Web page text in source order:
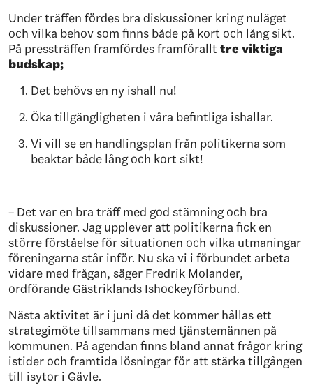
Under träffen fördes bra diskussioner kring nuläget
och vilka behov som finns både på kort och lång sikt.
På pressträffen framfördes framförallt tre viktiga
budskap;
Det behövs en ny ishall nu!
Öka tillgängligheten i våra befintliga ishallar.
Vi vill se en handlingsplan från politikerna som
beaktar både lång och kort sikt!
– Det var en bra träff med god stämning och bra
diskussioner. Jag upplever att politikerna fick en
större förståelse för situationen och vilka utmaningar
föreningarna står inför. Nu ska vi i förbundet arbeta
vidare med frågan, säger Fredrik Molander,
ordförande Gästriklands Ishockeyförbund.
Nästa aktivitet är i juni då det kommer hållas ett
strategimöte tillsammans med tjänstemännen på
kommunen. På agendan finns bland annat frågor kring
istider och framtida lösningar för att stärka tillgången
till isytor i Gävle.